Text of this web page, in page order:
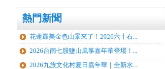
熱門新聞
花蓮最美金色山景來了！2026六十石...
2026台南七股鹽山風箏嘉年華登場！...
2026九族文化村夏日嘉年華｜全新水...